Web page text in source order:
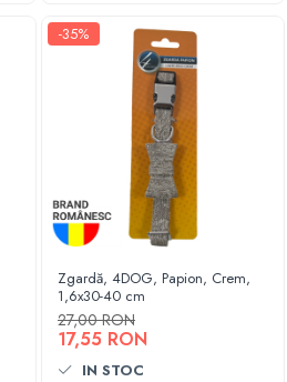
-35%
Zgardă, 4DOG, Papion, Crem,
1,6x30-40 cm
27,00 RON
17,55 RON
IN STOC